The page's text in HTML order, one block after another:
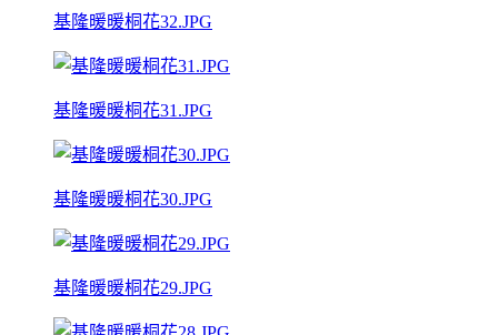
基隆暖暖桐花32.JPG
基隆暖暖桐花31.JPG
基隆暖暖桐花30.JPG
基隆暖暖桐花29.JPG